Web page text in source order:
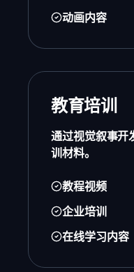
动画内容
教育培训
通过视觉叙事开
训材料。
教程视频
企业培训
在线学习内容